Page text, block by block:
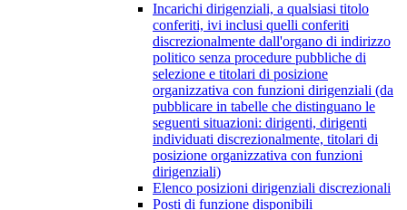
Incarichi dirigenziali, a qualsiasi titolo
conferiti, ivi inclusi quelli conferiti
discrezionalmente dall'organo di indirizzo
politico senza procedure pubbliche di
selezione e titolari di posizione
organizzativa con funzioni dirigenziali (da
pubblicare in tabelle che distinguano le
seguenti situazioni: dirigenti, dirigenti
individuati discrezionalmente, titolari di
posizione organizzativa con funzioni
dirigenziali)
Elenco posizioni dirigenziali discrezionali
Posti di funzione disponibili